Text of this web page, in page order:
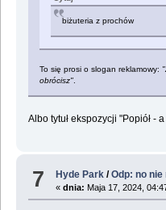
biżuteria z prochów
To się prosi o slogan reklamowy:
obrócisz".
Albo tytuł ekspozycji "Popiół -
7 Hyde Park /Odp: no nie
«dnia: Maja 17, 2024,